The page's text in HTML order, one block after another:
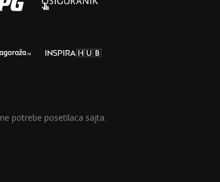
potrebe posetilaca sajta.